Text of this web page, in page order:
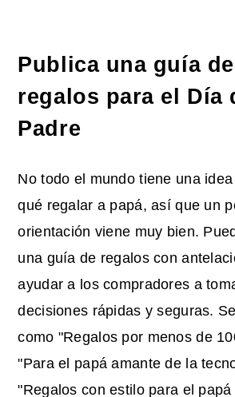
Publica una guía de
regalos para el Día
Padre
No todo el mundo tiene una
qué regalar a papá, así que un
orientación viene muy bien.
una guía de regalos con
ayudar a los compradores a
decisiones rápidas y seguras.
como "Regalos por menos de
"Para el papá amante de la
"Regalos con estilo para el papá